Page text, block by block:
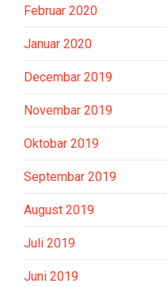
Februar 2020
Januar 2020
Decembar 2019
Novembar 2019
Oktobar 2019
Septembar 2019
August 2019
Juli 2019
Juni 2019